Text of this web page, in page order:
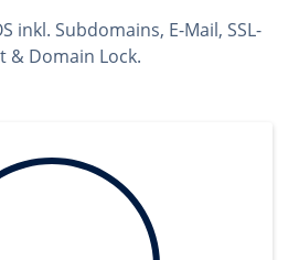
inkl. Subdomains, E-Mail, SSL-
& Domain Lock.